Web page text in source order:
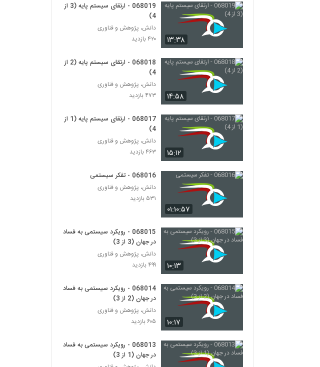
Analytics)
۴۲۸ بازدید
028053 - تجزیه و تحلیل پیچیدگی (Complex
Analytics)
۴۷۲ بازدید
Analytics)
۴۴۴ بازدید
Analytics)
۴۶۵ بازدید
Analytics)
۴۷۹ بازدید
028057 - تجزیه و تحلیل پیچیدگی (Complex
Analytics)
۴۸۱ بازدید
Analytics)
۵۲۹ بازدید
Analytics)
۴۷۶ بازدید
028060 - تجزیه و تحلیل پیچیدگی (Complex
Analytics)
۱۳:۳۸
068019 - ارتقای سیستم پایه (3 از
4)
دانش، پژوهش و فناوری
۴۲۰ بازدید
۱۴:۵۸
068018 - ارتقای سیستم پایه (2 از
4)
دانش، پژوهش و فناوری
۴۷۳ بازدید
۱۵:۱۲
068017 - ارتقای سیستم پایه (1 از
4)
دانش، پژوهش و فناوری
۴۶۳ بازدید
۰۱:۱۰:۵۷
068016 - تفکر سیستمی
دانش، پژوهش و فناوری
۵۳۱ بازدید
۱۰:۱۳
068015 - رویکرد سیستمی به فساد
در جهان (3 از 3)
دانش، پژوهش و فناوری
۴۹۹ بازدید
۱۰:۱۷
068014 - رویکرد سیستمی به فساد
در جهان (2 از 3)
دانش، پژوهش و فناوری
۶۰۵ بازدید
068013 - رویکرد سیستمی به فساد
در جهان (1 از 3)